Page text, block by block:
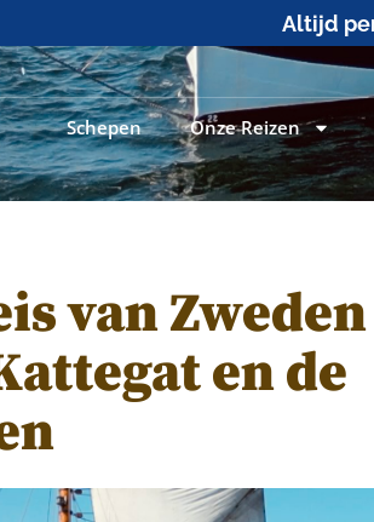
25+
Schepen Onze Reizen
van Zweden
en de